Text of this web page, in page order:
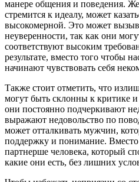
манере общения и поведения.
стремится к идеалу, может
высокомерной. Это может
неуверенности, так как они
соответствуют высоким
результате, вместо того чтобы
начинают чувствовать себя
Также стоит отметить, что
могут быть склонны к критике
они постоянно подчеркивают
выражают недовольство по
может отталкивать мужчин,
поддержку и понимание. Вместо
партнерше человека, который
какие они есть, без лишних